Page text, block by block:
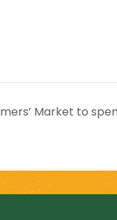
Market to